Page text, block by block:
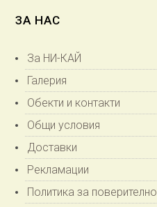
ЗА НАС
За НИ-КАЙ
Галерия
Обекти и контакти
Общи условия
Доставки
Рекламации
Политика за